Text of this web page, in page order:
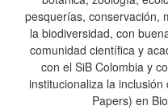
pesquerías, conservación,
la biodiversidad, con
comunidad científica y
con el SiB Colombia y
institucionaliza la
Papers) en